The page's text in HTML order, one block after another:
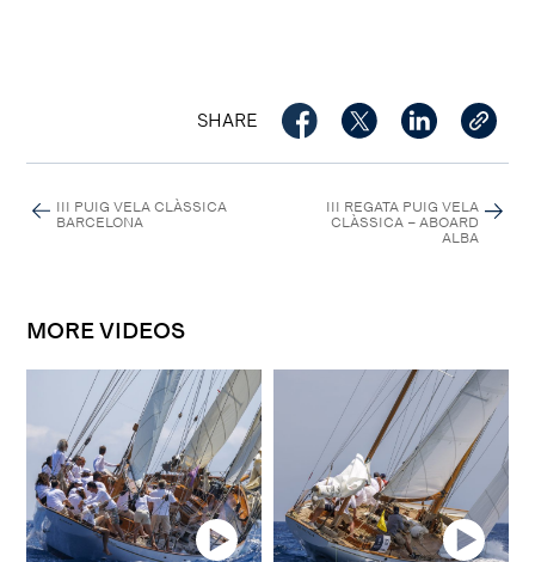
SHARE
III PUIG VELA CLÀSSICA
BARCELONA
III REGATA PUIG VELA
CLÀSSICA – ABOARD
ALBA
MORE VIDEOS